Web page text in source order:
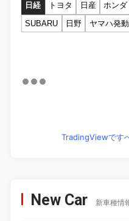
日経 トヨタ 日産 ホンダ
SUBARU
日野 ヤマハ発
TradingViewです
New Car 新車種情